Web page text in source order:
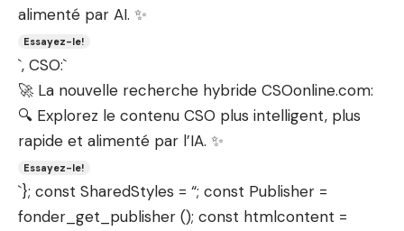
alimenté par AI. ✨
Essayez-le!
`, CSO:`
🚀 La nouvelle recherche hybride CSOonline.com:
🔍 Explorez le contenu CSO plus intelligent, plus
rapide et alimenté par l’IA. ✨
Essayez-le!
`}; const SharedStyles = “; const Publisher =
fonder_get_publisher (); const htmlcontent =